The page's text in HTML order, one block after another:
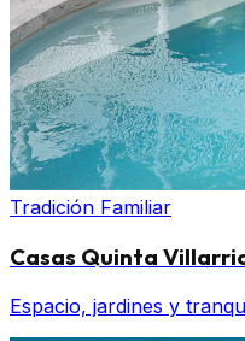
Tradición Familiar
Casas Quinta
Espacio, jardines y